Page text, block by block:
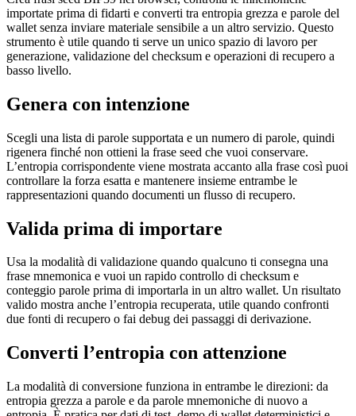
importate prima di fidarti e converti tra entropia grezza e parole del
wallet senza inviare materiale sensibile a un altro servizio. Questo
strumento è utile quando ti serve un unico spazio di lavoro per
generazione, validazione del checksum e operazioni di recupero a
basso livello.
Genera con intenzione
Scegli una lista di parole supportata e un numero di parole, quindi
rigenera finché non ottieni la frase seed che vuoi conservare.
L’entropia corrispondente viene mostrata accanto alla frase così puoi
controllare la forza esatta e mantenere insieme entrambe le
rappresentazioni quando documenti un flusso di recupero.
Valida prima di importare
Usa la modalità di validazione quando qualcuno ti consegna una
frase mnemonica e vuoi un rapido controllo di checksum e
conteggio parole prima di importarla in un altro wallet. Un risultato
valido mostra anche l’entropia recuperata, utile quando confronti
due fonti di recupero o fai debug dei passaggi di derivazione.
Converti l’entropia con attenzione
La modalità di conversione funziona in entrambe le direzioni: da
entropia grezza a parole e da parole mnemoniche di nuovo a